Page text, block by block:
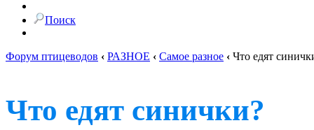
Поиск
Форум птицеводов ‹ РАЗНОЕ ‹ Самое разное ‹ Что едят
Что едят синички?